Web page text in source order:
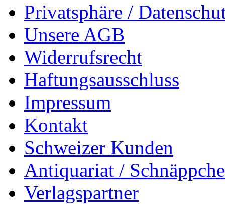
Privatsphäre /
Unsere AGB
Widerrufsrecht
Haftungsausschluss
Impressum
Kontakt
Schweizer Kunden
Antiquariat /
Verlagspartner